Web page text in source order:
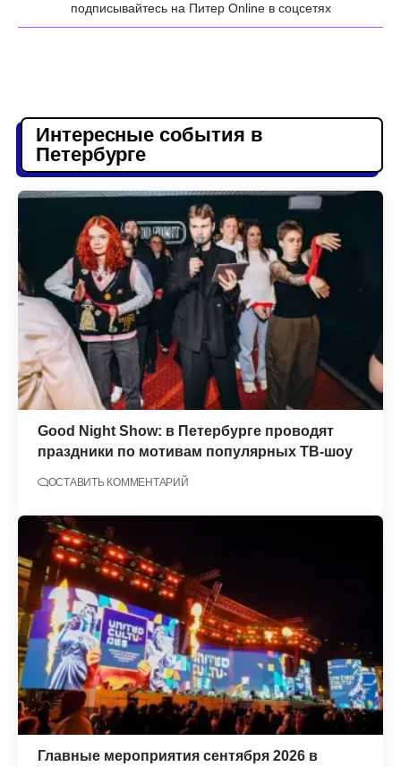
подписывайтесь на Питер Online в соцсетях
Интересные события в
Петербурге
Good Night Show: в Петербурге проводят
праздники по мотивам популярных ТВ-шоу
ОСТАВИТЬ КОММЕНТАРИЙ
Главные мероприятия сентября 2026 в